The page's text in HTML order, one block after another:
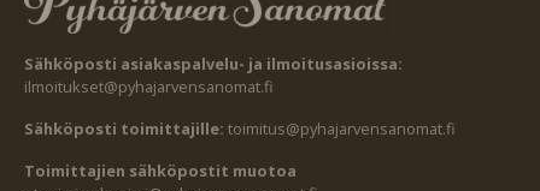
Sähköposti asiakaspalvelu- ja ilmoitusasioissa:
ilmoitukset@pyhajarvensanomat.fi
Sähköposti toimittajille: toimitus@pyhajarvensanomat.fi
Toimittajien sähköpostit muotoa